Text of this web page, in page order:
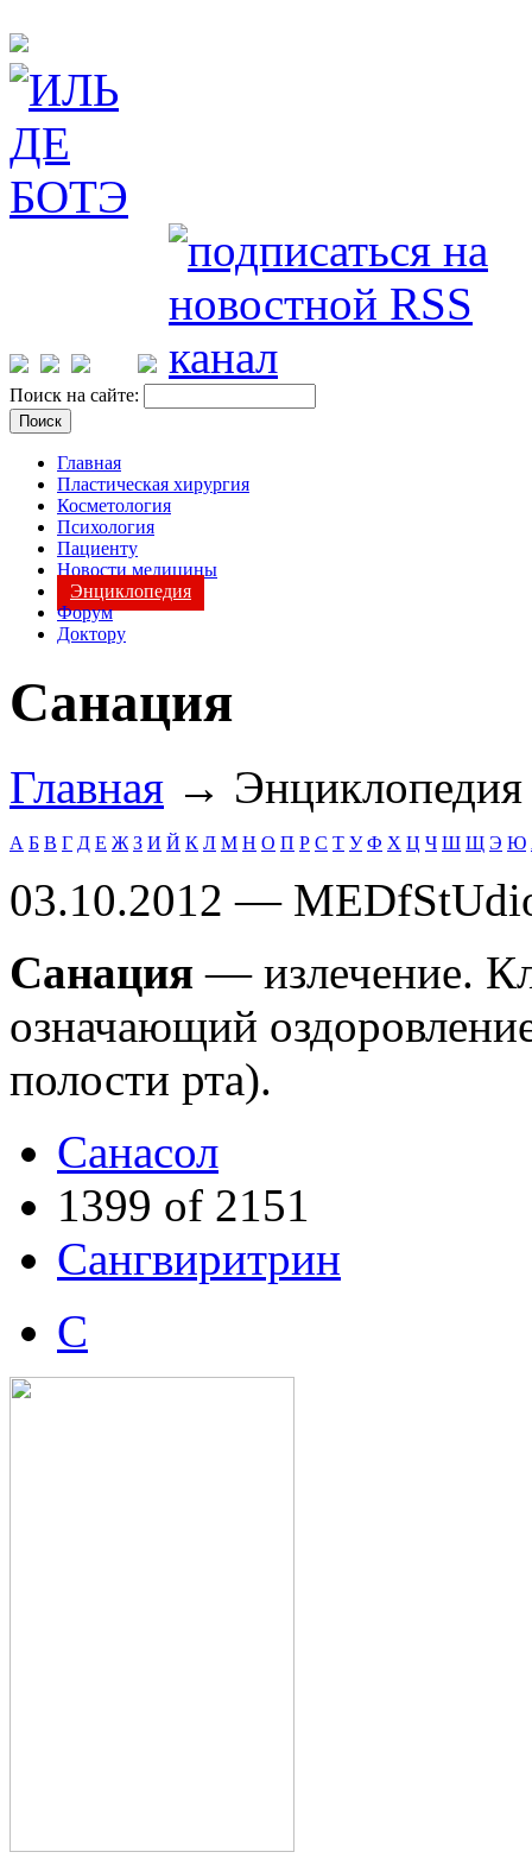
Поиск на сайте:
Главная
Пластическая хирургия
Косметология
Психология
Пациенту
Новости медицины
Энциклопедия
Форум
Доктору
Санация
Главная →
А Б В Г Д Е Ж З И Й К Л М Н О П Р С Т У Ф Х Ц Ч Ш Щ Э Ю
03.10.2012 —
Санация — излечение.
означающий
полости рта).
Санасол
1399 of 2151
Сангвиритрин
С